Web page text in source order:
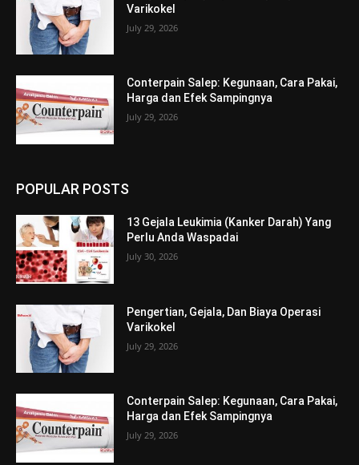
Varikokel
July 29, 2026
Conterpain Salep: Kegunaan, Cara Pakai,
Harga dan Efek Sampingnya
July 29, 2026
POPULAR POSTS
13 Gejala Leukimia (Kanker Darah) Yang
Perlu Anda Waspadai
July 30, 2026
Pengertian, Gejala, Dan Biaya Operasi
Varikokel
July 29, 2026
Conterpain Salep: Kegunaan, Cara Pakai,
Harga dan Efek Sampingnya
July 29, 2026